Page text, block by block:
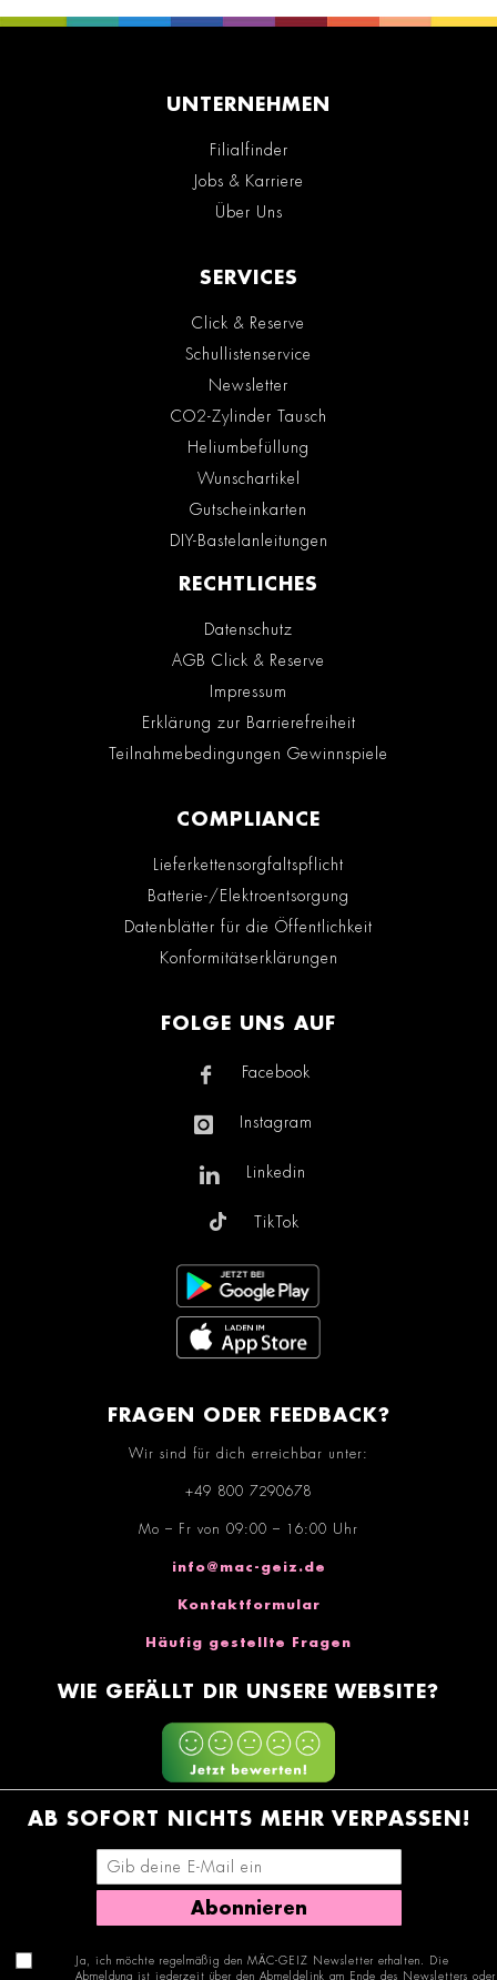
UNTERNEHMEN
Filialfinder
Jobs & Karriere
Über Uns
SERVICES
Click & Reserve
Schullistenservice
Newsletter
CO2-Zylinder Tausch
Heliumbefüllung
Wunschartikel
Gutscheinkarten
DIY-Bastelanleitungen
RECHTLICHES
Datenschutz
AGB Click & Reserve
Impressum
Erklärung zur Barrierefreiheit
Teilnahmebedingungen Gewinnspiele
COMPLIANCE
Lieferkettensorgfaltspflicht
Batterie-/Elektroentsorgung
Datenblätter für die Öffentlichkeit
Konformitätserklärungen
FOLGE UNS AUF
Facebook
Instagram
Linkedin
TikTok
FRAGEN ODER FEEDBACK?
Wir sind für dich erreichbar unter:
+49 800 7290678
Mo – Fr von 09:00 – 16:00 Uhr
info@mac-geiz.de
Kontaktformular
Häufig gestellte Fragen
WIE GEFÄLLT DIR UNSERE WEBSITE?
AB SOFORT NICHTS MEHR VERPASSEN!
E-Mail-Adresse eingeben
Abonnieren
Ja, ich möchte regelmäßig den MÄC-GEIZ Newsletter erhalten. Die
Abmeldung ist jederzeit über den Abmeldelink am Ende des Newsletters oder